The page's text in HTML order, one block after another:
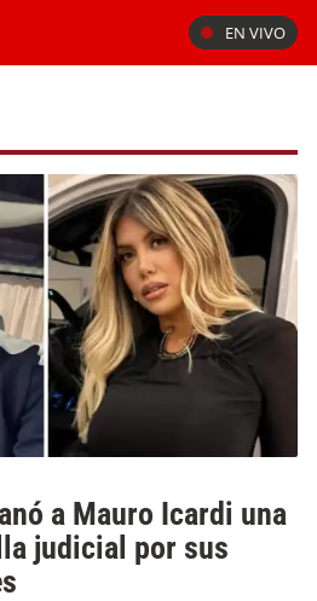
EN VIVO
a Mauro Icardi una
judicial por sus